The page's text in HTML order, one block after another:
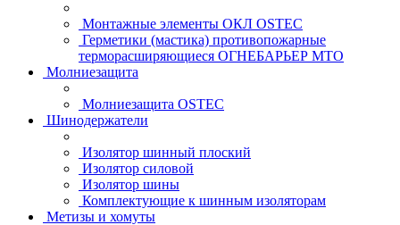
Монтажные элементы ОКЛ OSTEC
Герметики (мастика) противопожарные
терморасширяющиеся ОГНЕБАРЬЕР МТО
Молниезащита
Молниезащита OSTEC
Шинодержатели
Изолятор шинный плоский
Изолятор силовой
Изолятор шины
Комплектующие к шинным изоляторам
Метизы и хомуты